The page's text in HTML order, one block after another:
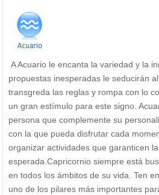
A Acuario le encanta la variedad y la
propuestas inesperadas le seducirán
transgreda las reglas y rompa con lo
un gran estímulo para este signo.
persona que complemente su
con la que pueda disfrutar cada
organizar actividades que garanticen
esperada.Capricornio siempre está
en todos los ámbitos de su vida. Ten
uno de los pilares más importantes